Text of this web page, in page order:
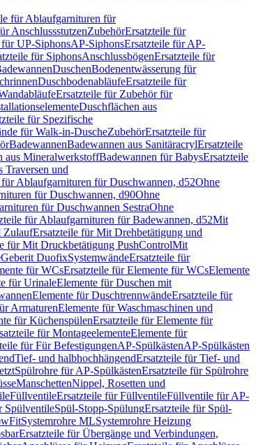
für Ablaufgarnituren für
AnschlussstutzenZubehörErsatzteile für
UP-SiphonsAP-SiphonsErsatzteile für AP-
für SiphonsAnschlussbögenErsatzteile für
DuschenBodenentwässerung für
DuschbodenabläufeErsatzteile für
Ersatzteile für Zubehör für
Duschflächen aus
für Spezifische
für Walk-in-DuscheZubehörErsatzteile für
BadewannenBadewannen aus SanitäracrylErsatzteile
aus MineralwerkstoffBadewannen für BabysErsatzteile
Traversen und
für Ablaufgarnituren für Duschwannen, d52Ohne
für Duschwannen, d90Ohne
für Duschwannen SestraOhne
für Ablaufgarnituren für Badewannen, d52Mit
ZulaufErsatzteile für Mit Drehbetätigung und
für Mit Druckbetätigung PushControlMit
Geberit DuofixSystemwändeErsatzteile für
für WCsErsatzteile für Elemente für WCsElemente
für UrinaleElemente für Duschen mit
Elemente für DuschtrennwändeErsatzteile für
ArmaturenElemente für Waschmaschinen und
für KüchenspülenErsatzteile für Elemente für
für MontageelementeElemente für
für Für BefestigungenAP-SpülkästenAP-Spülkästen
Tief- und halbhochhängendErsatzteile für Tief- und
Spülrohre für AP-SpülkästenErsatzteile für Spülrohre
ManschettenNippel, Rosetten und
FüllventileErsatzteile für FüllventileFüllventile für AP-
SpülventileSpül-Stopp-SpülungErsatzteile für Spül-
Systemrohre MLSystemrohre Heizung
Ersatzteile für Übergänge und Verbindungen,